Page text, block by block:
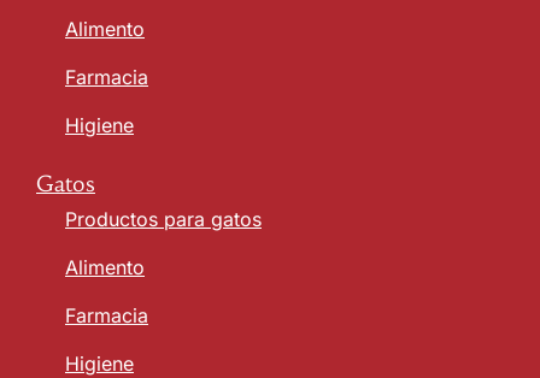
Alimento
Farmacia
Higiene
Gatos
Productos para gatos
Alimento
Farmacia
Higiene